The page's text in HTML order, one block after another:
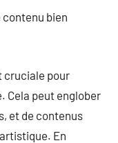
contenu bien
cruciale pour
Cela peut englober
et de contenus
En